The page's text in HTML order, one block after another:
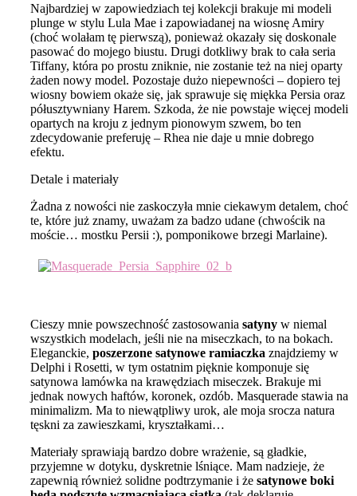
Najbardziej w zapowiedziach tej kolekcji brakuje mi modeli
plunge w stylu Lula Mae i zapowiadanej na wiosnę Amiry
(choć wolałam tę pierwszą), ponieważ okazały się doskonale
pasować do mojego biustu. Drugi dotkliwy brak to cała seria
Tiffany, która po prostu zniknie, nie zostanie też na niej oparty
żaden nowy model. Pozostaje dużo niepewności – dopiero tej
wiosny bowiem okaże się, jak sprawuje się miękka Persia oraz
półusztywniany Harem. Szkoda, że nie powstaje więcej modeli
opartych na kroju z jednym pionowym szwem, bo ten
zdecydowanie preferuję – Rhea nie daje u mnie dobrego
efektu.
Detale i materiały
Żadna z nowości nie zaskoczyła mnie ciekawym detalem, choć
te, które już znamy, uważam za badzo udane (chwościk na
moście… mostku Persii :), pomponikowe brzegi Marlaine).
Cieszy mnie powszechność zastosowania satyny w niemal
wszystkich modelach, jeśli nie na miseczkach, to na bokach.
Eleganckie, poszerzone satynowe ramiaczka znajdziemy w
Delphi i Rosetti, w tym ostatnim pięknie komponuje się
satynowa lamówka na krawędziach miseczek. Brakuje mi
jednak nowych haftów, koronek, ozdób. Masquerade stawia na
minimalizm. Ma to niewątpliwy urok, ale moja srocza natura
tęskni za zawieszkami, kryształkami…
Materiały sprawiają bardzo dobre wrażenie, są gładkie,
przyjemne w dotyku, dyskretnie lśniące. Mam nadzieje, że
zapewnią również solidne podtrzymanie i że satynowe boki